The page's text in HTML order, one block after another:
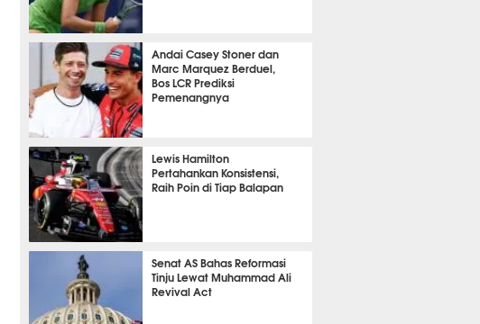
TENIS
Andai Casey Stoner dan
Marc Marquez Berduel,
Bos LCR Prediksi
Pemenangnya
MOTOGP
Lewis Hamilton
Pertahankan Konsistensi,
Raih Poin di Tiap Balapan
F1
Senat AS Bahas Reformasi
Tinju Lewat Muhammad Ali
Revival Act